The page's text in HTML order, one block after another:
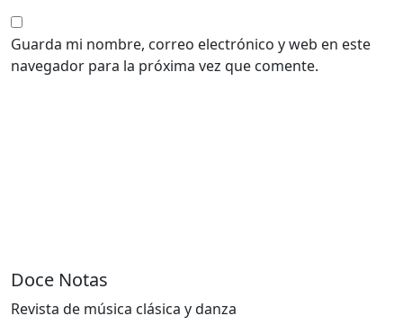
Guarda mi nombre, correo electrónico y web en este
navegador para la próxima vez que comente.
Doce Notas
Revista de música clásica y danza